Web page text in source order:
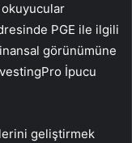
PGE ile ilgili
görünümüne
İpucu
geliştirmek